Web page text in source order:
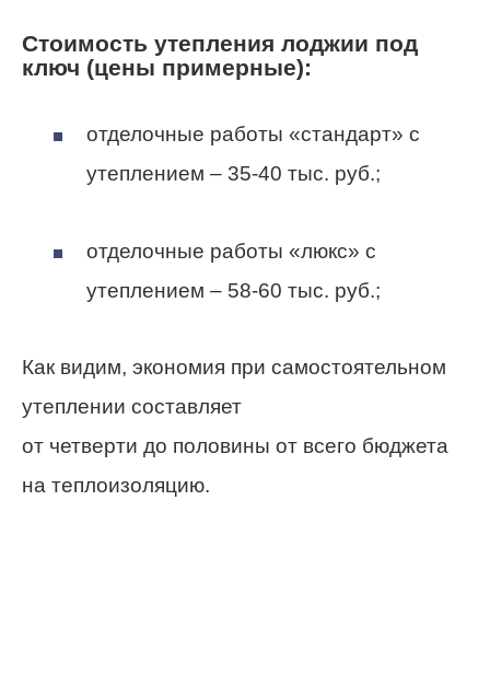
Стоимость утепления лоджии под
ключ (цены примерные):
отделочные работы «стандарт» с
утеплением – 35-40 тыс. руб.;
отделочные работы «люкс» с
утеплением – 58-60 тыс. руб.;
Как видим, экономия при самостоятельном
утеплении составляет
от четверти до половины от всего бюджета
на теплоизоляцию.